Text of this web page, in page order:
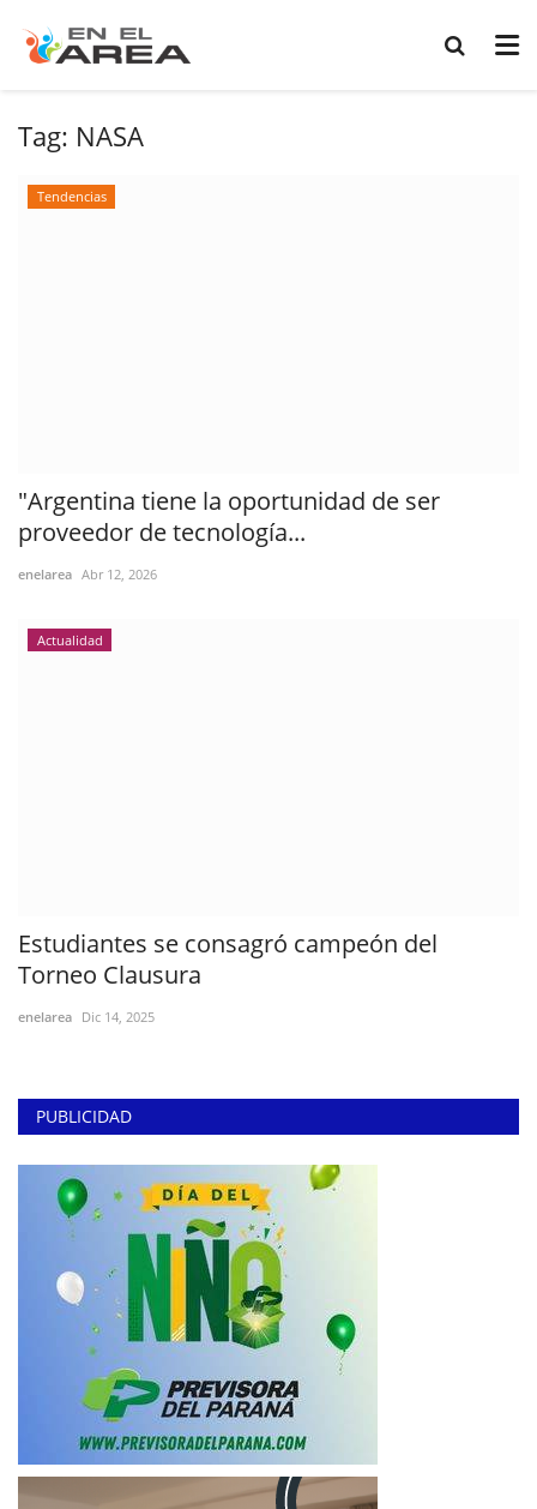
Tag: NASA
Tendencias
"Argentina tiene la oportunidad de ser
proveedor de tecnología...
enelarea Abr 12, 2026
Actualidad
Estudiantes se consagró campeón del
Torneo Clausura
enelarea Dic 14, 2025
PUBLICIDAD